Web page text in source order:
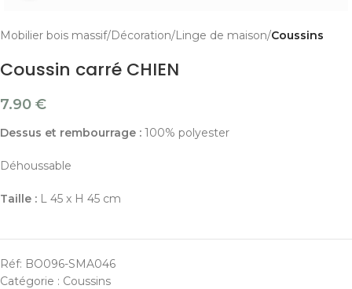
Mobilier bois massif Décoration Linge de maison Coussins
Coussin carré CHIEN
7.90 €
Dessus et rembourrage : 100% polyester
Déhoussable
Taille : L 45 x H 45 cm
Réf: BO096-SMA046
Catégorie : Coussins